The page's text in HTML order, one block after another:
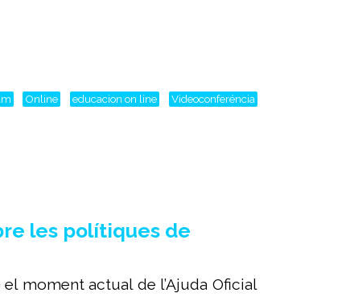
Online educacion on line Videoconferéncia
les polítiques de
moment actual de l’Ajuda Oficial